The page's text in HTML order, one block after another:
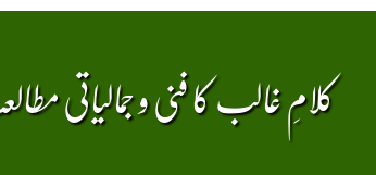
کلامِ غالب کا فنی و جمالیاتی مطالعہ